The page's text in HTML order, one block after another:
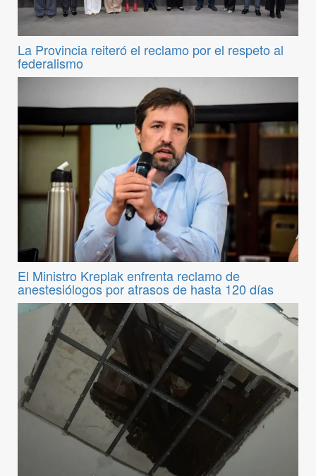
La Provincia reiteró el reclamo por el respeto al
federalismo
El Ministro Kreplak enfrenta reclamo de
anestesiólogos por atrasos de hasta 120 días